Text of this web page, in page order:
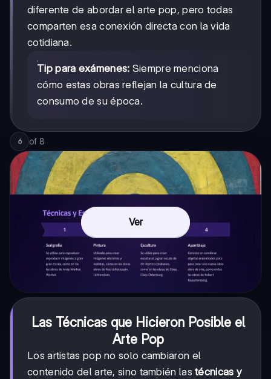
diferente de abordar el arte pop, pero todas
comparten esa conexión directa con la vida
cotidiana.
Tip para exámenes: Siempre menciona
cómo estas obras reflejan la cultura de
consumo de su época.
6 of 8
Ver
Las Técnicas que Hicieron Posible el
Arte Pop
Los artistas pop no solo cambiaron el
contenido del arte, sino también lastécnicas y